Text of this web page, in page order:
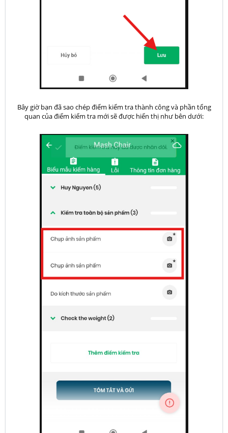
Bây giờ bạn đã sao chép điểm kiểm tra thành công và phần tổng
quan của điểm kiểm tra mới sẽ được hiển thị như bên dưới: